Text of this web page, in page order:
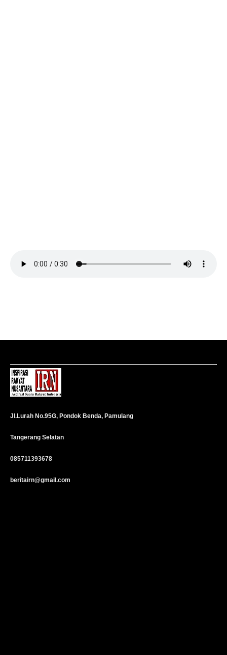
Jl.Lurah No.95G, Pondok Benda, Pamulang
Tangerang Selatan
085711393678
beritairn@gmail.com